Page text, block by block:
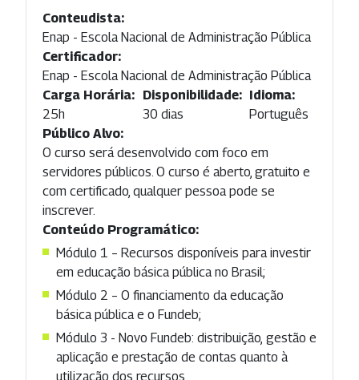
Conteudista:
Enap - Escola Nacional de Administração Pública
Certificador:
Enap - Escola Nacional de Administração Pública
Carga Horária:
25h
Disponibilidade:
30 dias
Idioma:
Português
Público Alvo:
O curso será desenvolvido com foco em
servidores públicos. O curso é aberto, gratuito e
com certificado, qualquer pessoa pode se
inscrever.
Conteúdo Programático:
Módulo 1 – Recursos disponíveis para investir
em educação básica pública no Brasil;
Módulo 2 – O financiamento da educação
básica pública e o Fundeb;
Módulo 3 - Novo Fundeb: distribuição, gestão e
aplicação e prestação de contas quanto à
utilização dos recursos